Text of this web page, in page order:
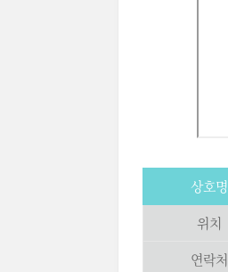
상호명
위치
연락처